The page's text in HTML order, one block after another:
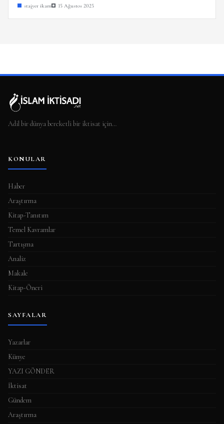
stajyer ikam 15 Ağustos 2025
Adil bir dünya bereketli bir iktisat için…
KONULAR
Haber
Araştırma
Kitap-Tanıtım
Temel Kavramlar
Tartışma
Analiz
Makale
Kitap-Öneri
SAYFALAR
Yazarlar
Künye
YAZI GÖNDER
İktisat
Gündem
Araştırma